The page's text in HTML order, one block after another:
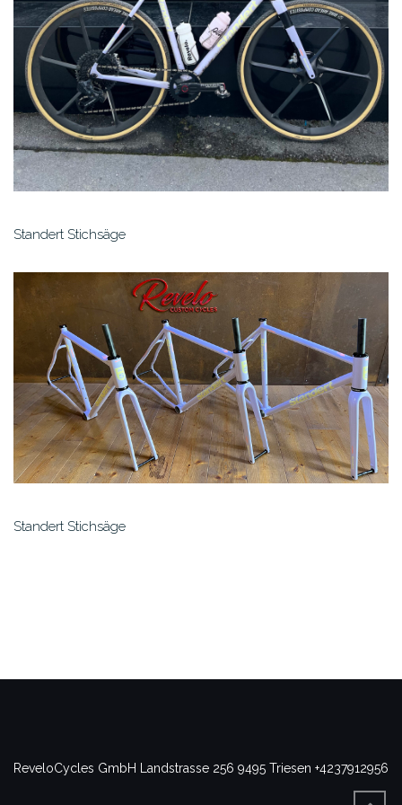
Standert Stichsäge
Standert Stichsäge
ReveloCycles GmbH Landstrasse 256 9495 Triesen +4237912956